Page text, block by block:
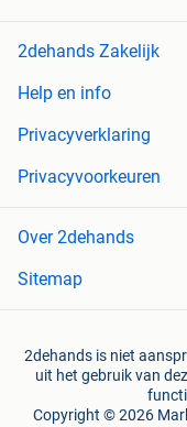
2dehands Zakelijk
Help en info
Privacyverklaring
Privacyvoorkeuren
Over 2dehands
Sitemap
2dehands is niet
uit het gebruik van
Copyright © 2026